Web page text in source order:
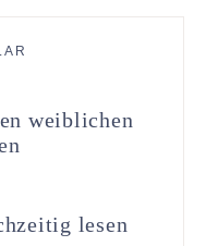
weiblichen
lesen